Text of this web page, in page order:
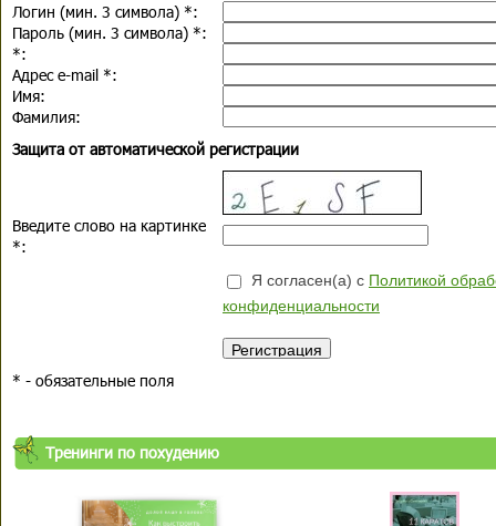
Логин (мин. 3 символа) *:
Пароль (мин. 3 символа) *:
*:
Адрес e-mail *:
Имя:
Фамилия:
Защита от автоматической регистрации
Введите слово на картинке
*:
Я согласен(а) с Политикой
конфиденциальности
* - обязательные поля
Тренинги по похудению